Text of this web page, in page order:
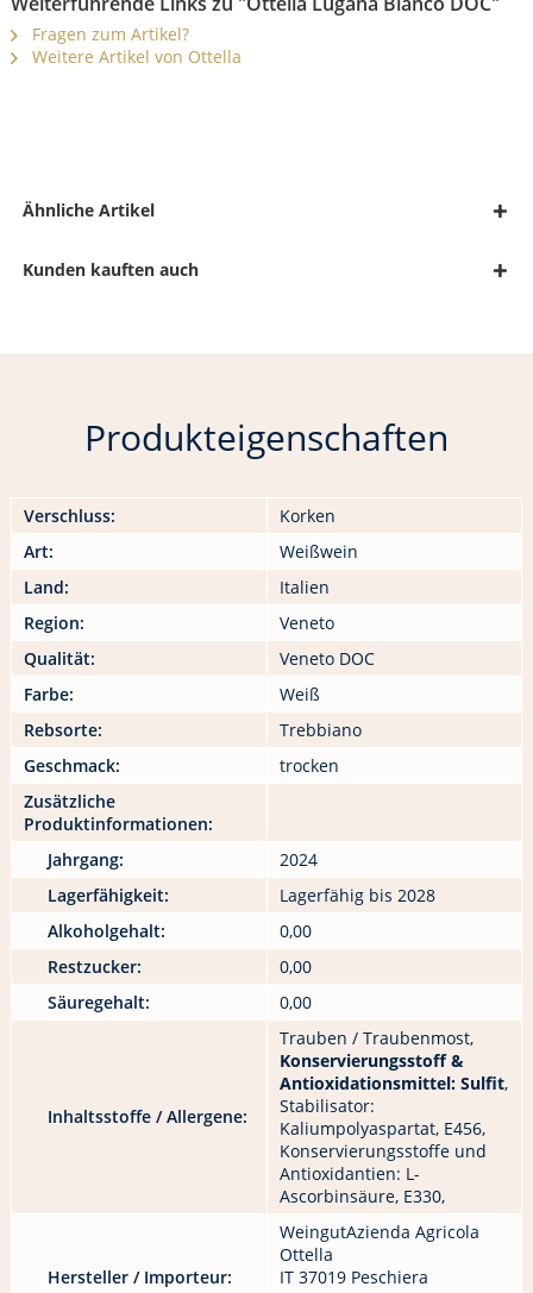
Fragen zum Artikel?
Weitere Artikel von Ottella
Ähnliche Artikel
Kunden kauften auch
Produkteigenschaften
Verschluss:
Korken
Art:
Weißwein
Land:
Italien
Region:
Veneto
Qualität:
Veneto DOC
Farbe:
Weiß
Rebsorte:
Trebbiano
Geschmack:
trocken
Zusätzliche
Produktinformationen:
Jahrgang:
2024
Lagerfähigkeit:
Lagerfähig bis 2028
Alkoholgehalt:
0,00
Restzucker:
0,00
Säuregehalt:
0,00
Inhaltsstoffe / Allergene:
Trauben / Traubenmost,
Konservierungsstoff &
Antioxidationsmittel: Sulfit,
Stabilisator:
Kaliumpolyaspartat, E456,
Konservierungsstoffe und
Antioxidantien: L-
Ascorbinsäure, E330,
Hersteller / Importeur:
WeingutAzienda Agricola
Ottella
IT 37019 Peschiera